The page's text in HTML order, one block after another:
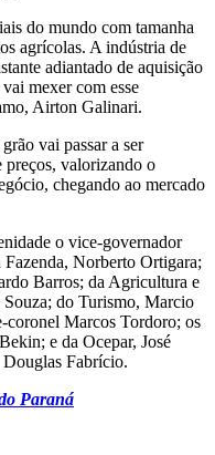
do mundo com tamanha
agrícolas. A indústria de
adiantado de aquisição
mexer com esse
Airton Galinari.
vai passar a ser
preços, valorizando o
chegando ao mercado
o vice-governador
Fazenda, Norberto Ortigara;
Barros; da Agricultura e
do Turismo, Marcio
coronel Marcos Tordoro; os
e da Ocepar, José
Fabrício.
Paraná